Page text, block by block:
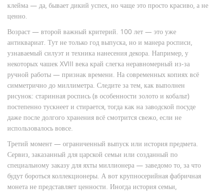
клейма — да, бывает дикий успех, но чаще это просто красиво, а не
ценно.
Возраст — второй важный критерий. 100 лет — это уже
антиквариат. Тут не только год выпуска, но и манера росписи,
узнаваемый силуэт и техника нанесения декора. Например, у
некоторых чашек XVIII века край слегка неравномерный из-за
ручной работы — признак времени. На современных копиях всё
симметрично до миллиметра. Следите за тем, как выполнен
рисунок: старинная роспись (в особенности золото и кобальт)
постепенно тускнеет и стирается, тогда как на заводской посуде
даже после долгого хранения всё смотрится свежо, если не
использовалось вовсе.
Третий момент — ограниченный выпуск или история предмета.
Сервиз, заказанный для царской семьи или созданный по
специальному заказу для яхты миллионера — заведомо то, за что
будут бороться коллекционеры. А вот крупносерийная фабричная
монета не представляет ценности. Иногда история семьи,